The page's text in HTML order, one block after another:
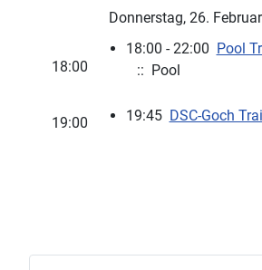
Donnerstag, 26.
18:00
18:00 - 22:00 Pool
:: Pool
19:00 19:45 DSC-Goch